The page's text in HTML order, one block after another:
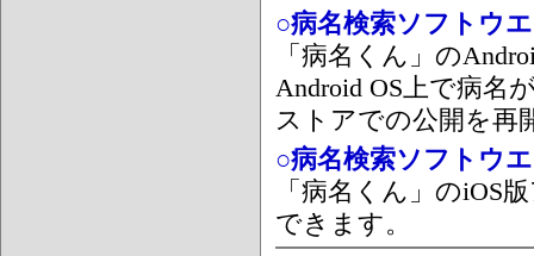
○病名検索ソフトウ
「病名くん」の
Android OS上で病名
ストアでの公開を再
○病名検索ソフトウ
「病名くん」のiOS
できます。